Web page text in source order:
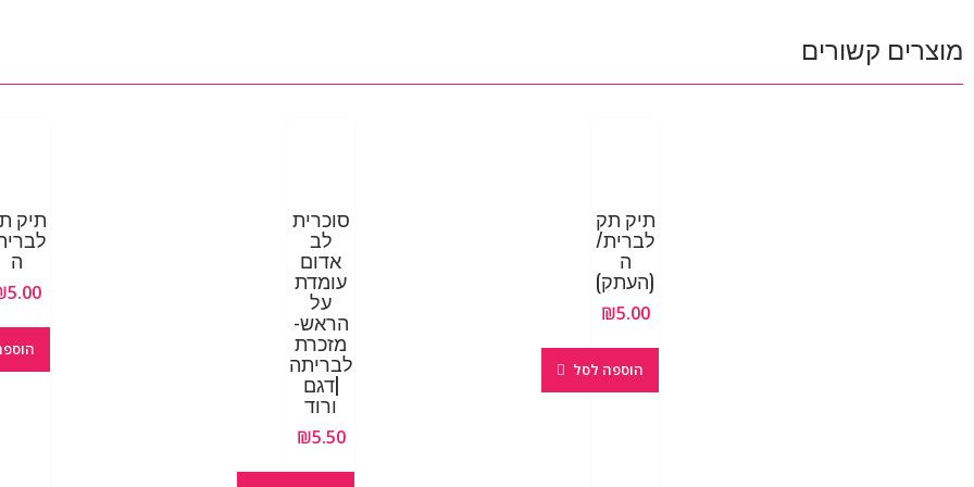
מוצרים קשורים
תיק תק
לברית/
ה
(העתק)
₪5.00
הוספה לסל
סוכרית
לב
אדום
עומדת
על
הראש-
מזכרת
לבריתה
|דגם
ורוד
₪5.50
תיק
ה
5.00